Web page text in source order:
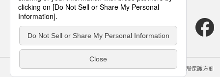
サイトのご利用にあたって クッキーポリシー 個人情報保護方針